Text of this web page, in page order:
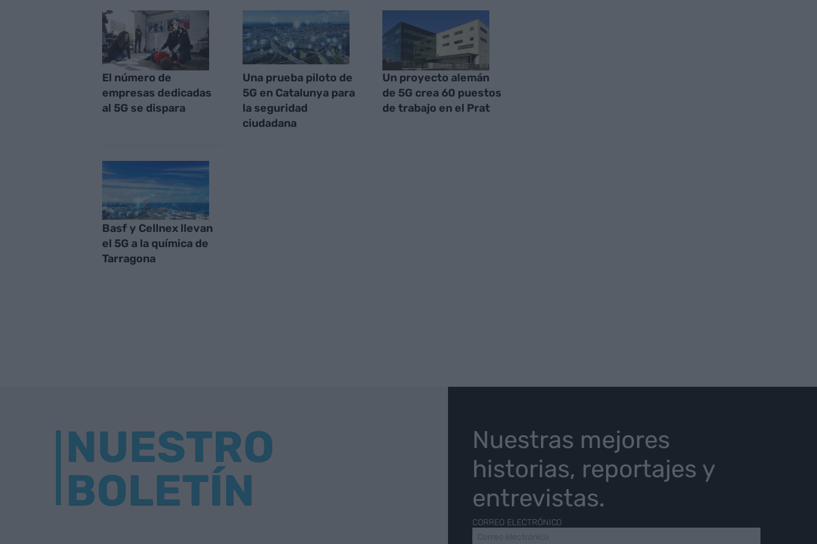
El número de
empresas dedicadas
al 5G se dispara
Una prueba piloto de
5G en Catalunya para
la seguridad
ciudadana
Un proyecto alemán
de 5G crea 60 puestos
de trabajo en el Prat
Basf y Cellnex llevan
el 5G a la química de
Tarragona
NUESTRO
BOLETÍN
Nuestras mejores
historias, reportajes y
entrevistas.
CORREO ELECTRÓNICO